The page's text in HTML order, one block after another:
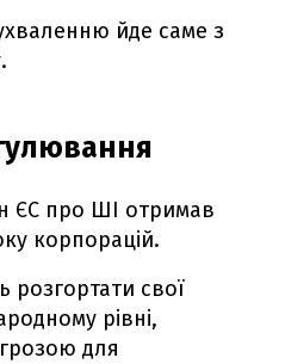
йде саме з
ЄС про ШІ отримав
корпорацій.
розгортати свої
рівні,
для